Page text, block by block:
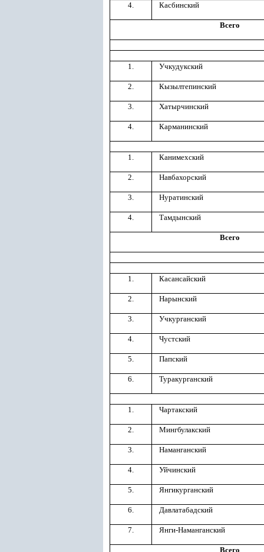
4. Касбинский
Всего
1. Учкудукский
2. Кызылтепинский
3. Хатырчинский
4. Карманинский
1. Канимехский
2. Навбахорский
3. Нуратинский
4. Тамдынский
Всего
1. Касансайский
2. Нарынский
3. Учкурганский
4. Чустский
5. Папский
6. Туракурганский
1. Чартакский
2. Мингбулакский
3. Наманганский
4. Уйчинский
5. Янгикурганский
6. Давлатабадский
7. Янги-Наманганский
Всего